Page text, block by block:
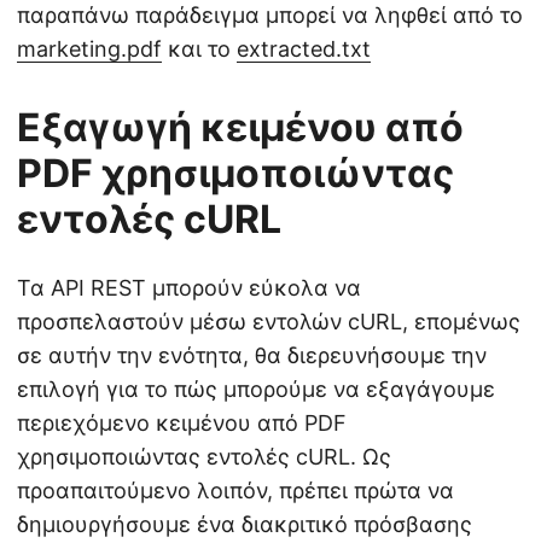
παραπάνω παράδειγμα μπορεί να ληφθεί από το
marketing.pdf και το extracted.txt
Εξαγωγή κειμένου από
PDF χρησιμοποιώντας
εντολές cURL
Τα API REST μπορούν εύκολα να
προσπελαστούν μέσω εντολών cURL, επομένως
σε αυτήν την ενότητα, θα διερευνήσουμε την
επιλογή για το πώς μπορούμε να εξαγάγουμε
περιεχόμενο κειμένου από PDF
χρησιμοποιώντας εντολές cURL. Ως
προαπαιτούμενο λοιπόν, πρέπει πρώτα να
δημιουργήσουμε ένα διακριτικό πρόσβασης